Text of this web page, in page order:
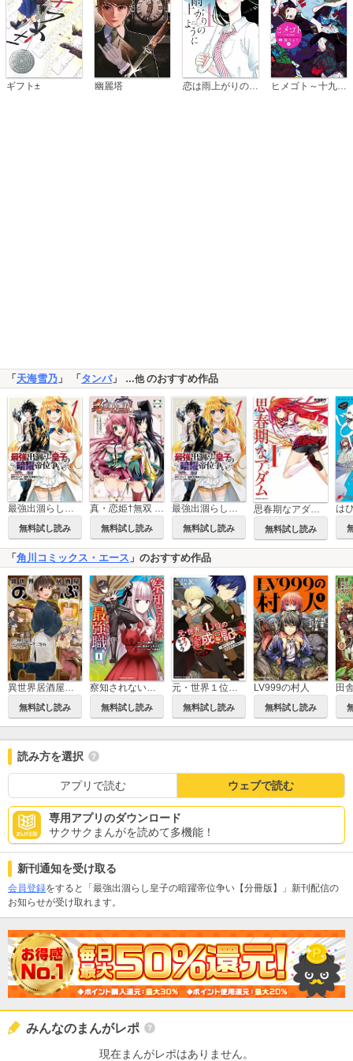
ギフト± 幽麗塔 ヒメゴト～十九歳の制服～
「天海雪乃 」 「タンバ」 …他のおすすめ作品
最強出涸らし皇子の暗躍帝位争い
無料試し読み
真・恋姫†無双 ～乙女大乱～
無料試し読み
最強出涸らし皇子の暗躍帝位争い【タテスク】
無料試し読み 無料試し読み
「角川コミックス・エース 」のおすすめ作品
異世界居酒屋「のぶ」
無料試し読み
察知されない最強職
無料試し読み
元・世界１位のサブキャラ育成日記 ～廃プレイヤー、異世界を攻略中！～
無料試し読み
LV999の村人
無料試し読み
読み方を選択
アプリで読む ウェブで読む
専用アプリのダウンロード
サクサクまんがを読めて多機能！
新刊通知を受け取る
会員登録をすると「最強出涸らし皇子の暗躍帝位争い【分冊版】」新刊配信の
お知らせが受け取れます。
みんなのまんがレポ
現在まんがレポはありません。